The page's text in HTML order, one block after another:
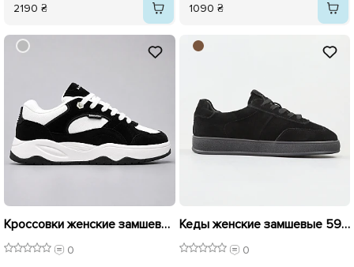
2190 ₴ 1090 ₴
Кроссовки женские замшевые 595973 Черные
0
Кеды женские замшевые 596168 Черные
0